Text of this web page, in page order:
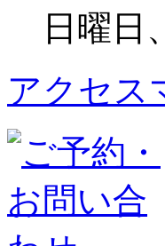
日曜日
アクセス